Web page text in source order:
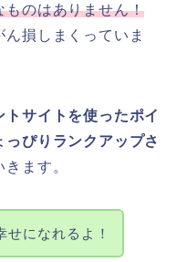
ものはありません！
損しまくっていま
トサイトを使ったポイ
ぴりランクアップさ
ます。
せになれるよ！